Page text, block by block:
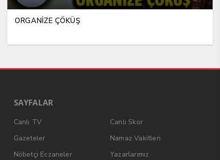
ORGANİZE ÇÖKÜŞ
SAYFALAR
Canlı TV
Canlı Skor
Gazeteler
Namaz Vakitleri
Nöbetçi Eczaneler
Yazarlarımız